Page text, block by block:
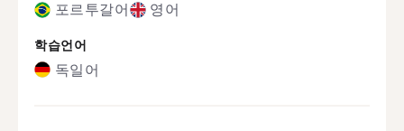
포르투갈어 영어
학습언어
독일어